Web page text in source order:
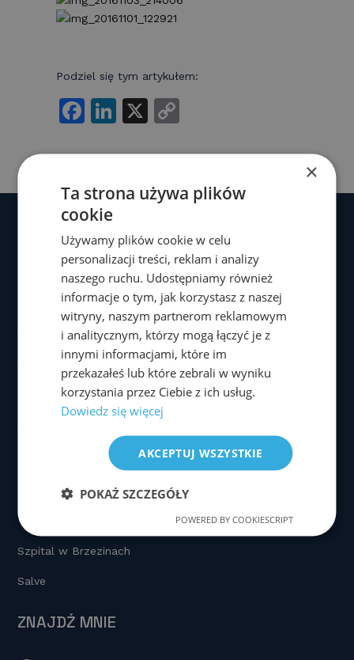
Podziel się tym artykułem:
F
c
e
b
o
o
k
Li
k
e
n
X
p
y
Li
n
k
Strona główna
Metody leczenia
PLACÓWKI
Szpital w Brzezinach
Salve
ZNAJDŹ MNIE
×
Ta strona używa plików
cookie
Używamy plików cookie w celu
personalizacji treści, reklam i analizy
naszego ruchu. Udostępniamy również
informacje o tym, jak korzystasz z naszej
witryny, naszym partnerom reklamowym
i analitycznym, którzy mogą łączyć je z
innymi informacjami, które im
przekazałeś lub które zebrali w wyniku
korzystania przez Ciebie z ich usług.
Dowiedz się więcej
AKCEPTUJ WSZYSTKIE
POKAŻ SZCZEGÓŁY
POWERED BY COOKIESCRIPT